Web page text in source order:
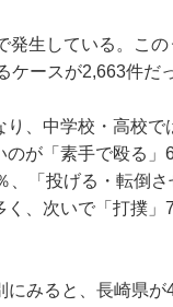
生している。この
ースが2,663件だ
、中学校・高校で
が「素手で殴る」
「投げる・転倒
、次いで「打撲」
みると、長崎県が